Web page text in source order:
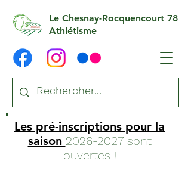
Le Chesnay-Rocquencourt 78
Athlétisme
Les pré-inscriptions pour la
saison 2026-2027sont
ouvertes !